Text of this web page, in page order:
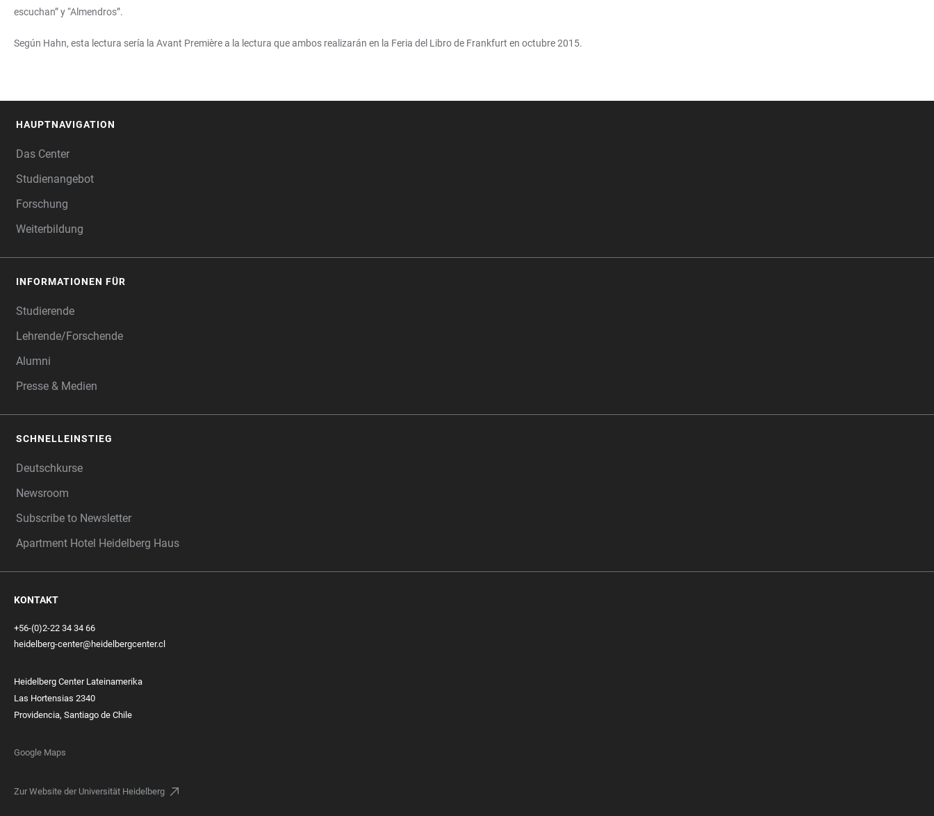
escuchan” y “Almendros”.
Según Hahn, esta lectura sería la Avant Première a la lectura que ambos realizarán en la Feria del Libro de Frankfurt en octubre 2015.
HAUPTNAVIGATION
Das Center
Studienangebot
Forschung
Weiterbildung
INFORMATIONEN FÜR
Studierende
Lehrende/Forschende
Alumni
Presse & Medien
SCHNELLEINSTIEG
Deutschkurse
Newsroom
Subscribe to Newsletter
Apartment Hotel Heidelberg Haus
KONTAKT
+56-(0)2-22 34 34 66
heidelberg-center@heidelbergcenter.cl
Heidelberg Center Lateinamerika
Las Hortensias 2340
Providencia, Santiago de Chile
Google Maps
Zur Website der Universität Heidelberg